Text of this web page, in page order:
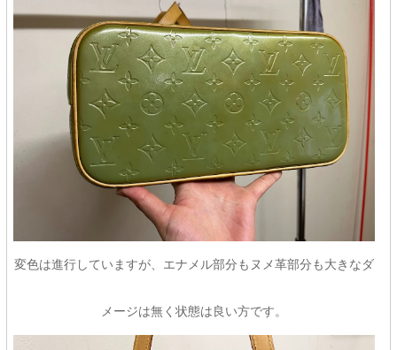
変色は進行していますが、エナメル部分もヌメ革部分も大きなダ
メージは無く状態は良い方です。